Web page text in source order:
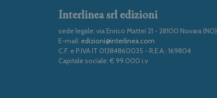
Interlinea srl edizioni
sede legale: via Enrico Mattei 21 - 28100 Novara (NO)
E-mail: edizioni@interlinea.com
C.F. e P.IVA IT 01384860035 - R.E.A.: 169804
Capitale sociale: € 99.000 i.v